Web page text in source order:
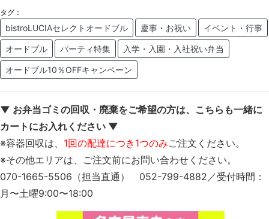
タグ：
bistroLUCIAセレクトオードブル 慶事・お祝い イベント・行事
オードブル パーティ特集 入学・入園・入社祝い弁当
オードブル10％OFFキャンペーン
▼ お弁当ゴミの回収・廃棄をご希望の方は、こちらも一緒に
カートにお入れください ▼
※容器回収は、 1回の配達につき1つのみご注文ください。
※その他エリアは、ご注文前にお問い合わせください。
070-1665-5506（担当直通） 052-799-4882／受付時間：
月〜土曜9:00〜18:00